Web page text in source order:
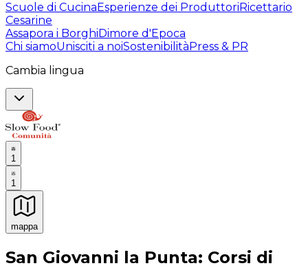
Scuole di CucinaEsperienze dei ProduttoriRicettario
Cesarine
Assapora i BorghiDimore d'Epoca
Chi siamoUnisciti a noiSostenibilitàPress & PR
Cambia lingua
1
1
mappa
Esperienze culinarie indimenticabili: Esperienze
San Giovanni la Punta: Corsi di